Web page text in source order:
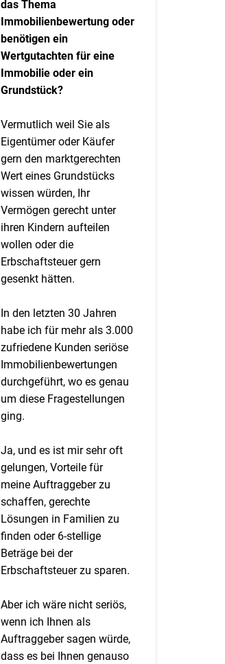
das Thema
Immobilienbewertung oder
benötigen ein
Wertgutachten für eine
Immobilie oder ein
Grundstück?
Vermutlich weil Sie als
Eigentümer oder Käufer
gern den marktgerechten
Wert eines Grundstücks
wissen würden, Ihr
Vermögen gerecht unter
ihren Kindern aufteilen
wollen oder die
Erbschaftsteuer gern
gesenkt hätten.
In den letzten 30 Jahren
habe ich für mehr als 3.000
zufriedene Kunden seriöse
Immobilienbewertungen
durchgeführt, wo es genau
um diese Fragestellungen
ging.
Ja, und es ist mir sehr oft
gelungen, Vorteile für
meine Auftraggeber zu
schaffen, gerechte
Lösungen in Familien zu
finden oder 6-stellige
Beträge bei der
Erbschaftsteuer zu sparen.
Aber ich wäre nicht seriös,
wenn ich Ihnen als
Auftraggeber sagen würde,
dass es bei Ihnen genauso